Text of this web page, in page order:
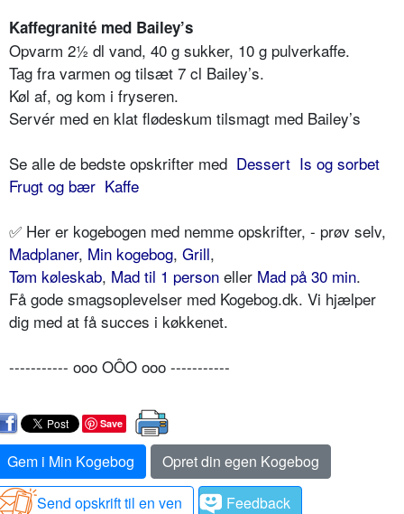
Kaffegranité med Bailey’s
Opvarm 2½ dl vand, 40 g sukker, 10 g pulverkaffe.
Tag fra varmen og tilsæt 7 cl Bailey’s.
Køl af, og kom i fryseren.
Servér med en klat flødeskum tilsmagt med Bailey’s
Se alle de bedste opskrifter med Dessert Is og sorbet
Frugt og bær Kaffe
✅ Her er kogebogen med nemme opskrifter, - prøv selv,
Madplaner, Min kogebog, Grill,
Tøm køleskab, Mad til 1 person eller Mad på 30 min.
Få gode smagsoplevelser med Kogebog.dk. Vi hjælper
dig med at få succes i køkkenet.
----------- ooo OÔO ooo -----------
Save
Gem i Min Kogebog
Opret din egen Kogebog
Send opskrift til en ven
Feedback